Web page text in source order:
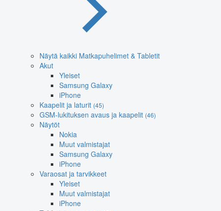
Näytä kaikki Matkapuhelimet & Tabletit
Akut
Yleiset
Samsung Galaxy
iPhone
Kaapelit ja laturit (45)
GSM-lukituksen avaus ja kaapelit (46)
Näytöt
Nokia
Muut valmistajat
Samsung Galaxy
iPhone
Varaosat ja tarvikkeet
Yleiset
Muut valmistajat
iPhone